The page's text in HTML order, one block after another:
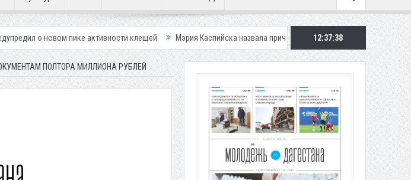
активности клещей Мэрия Каспийска назвала причину невывоза мусора в городе Вынесен
12:37:39
ПОЛТОРА МИЛЛИОНА РУБЛЕЙ